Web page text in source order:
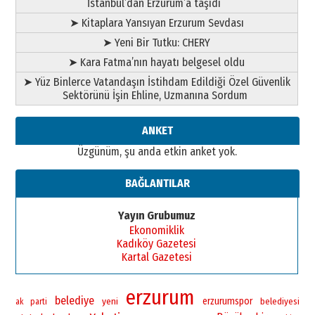
İstanbul’dan Erzurum’a taşıdı
➤ Kitaplara Yansıyan Erzurum Sevdası
➤ Yeni Bir Tutku: CHERY
➤ Kara Fatma’nın hayatı belgesel oldu
➤ Yüz Binlerce Vatandaşın İstihdam Edildiği Özel Güvenlik
Sektörünü İşin Ehline, Uzmanına Sordum
ANKET
Üzgünüm, şu anda etkin anket yok.
BAĞLANTILAR
Yayın Grubumuz
Ekonomiklik
Kadıköy Gazetesi
Kartal Gazetesi
ak parti belediye yeni erzurum erzurumspor belediyesi